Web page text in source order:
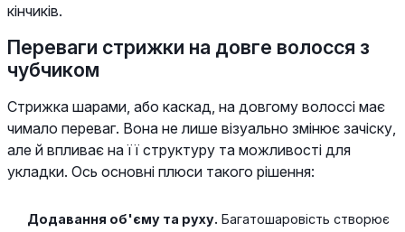
кінчиків.
Переваги стрижки на довге волосся з
чубчиком
Стрижка шарами, або каскад, на довгому волоссі має
чимало переваг. Вона не лише візуально змінює зачіску,
але й впливає на її структуру та можливості для
укладки. Ось основні плюси такого рішення:
Додавання об'єму та руху. Багатошаровість створює